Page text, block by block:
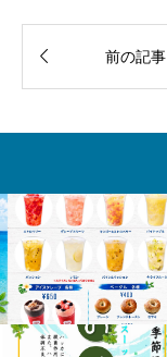
 前の記事